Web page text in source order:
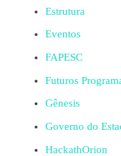
Estrutura
Eventos
FAPESC
Futuros
Gênesis
Governo do
HackathOrion